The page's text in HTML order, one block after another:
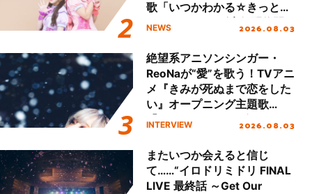
歌「いつかわかる☆きっとあ
える」TVサイズ先行配信開
NEWS 2026.08.03
絶望系アニソンシンガー・
ReoNaが“愛”を歌う！TVアニ
メ『きみが死ぬまで恋をした
い』オープニング主題歌
「Amore」インタビュー
INTERVIEW 2026.08.03
またいつか会えると信じ
て……“イロドリミドリ FINAL
LIVE 最終話 ～Get Our